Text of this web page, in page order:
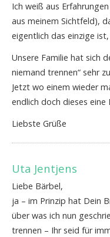
Ich weiß aus
aus meinem Sichtfeld),
eigentlich das einzige
Unsere Familie hat sich
niemand trennen“ sehr
Jetzt wo einem wieder
endlich doch dieses eine
Liebste Grüße
Uta Jentjens
Liebe Bärbel,
ja – im Prinzip hat Dein
über was ich nun
trennen – Ihr seid für